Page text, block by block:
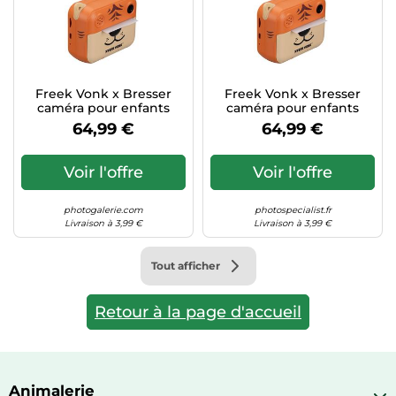
Taille-haies
Techniques de mesure
Tondeuses
Tronçonneuses
Tuyaux d'arrosage
Éclairage
Informatique
Jeux électroniques
Lave-linge
Machines à coudre
Montres connectées
Objectifs photo
Plaques de cuisson
Reflex numériques
Robots de cuisine
Réfrigérateurs
Sèche-linge
Vélos biking
Vêtements de sport
Équipement outdoor
Freek Vonk x Bresser
caméra pour enfants
64,99 €
Voir l'offre
photogalerie.com
Livraison à 3,99 €
Freek Vonk x Bresser
caméra pour enfants
64,99 €
Voir l'offre
photospecialist.fr
Livraison à 3,99 €
Tout afficher
Retour à la page d'accueil
Animalerie